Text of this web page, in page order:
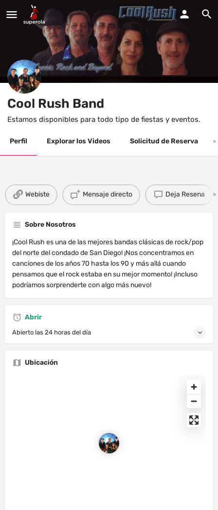
Cool Rush Band
Estamos disponibles para todo tipo de fiestas y eventos.
Perfil Explorar los Videos Solicitud de Reserva
Webiste Mensaje directo Deja Resena
Sobre Nosotros
¡Cool Rush es una de las mejores bandas clásicas de rock/pop
del norte del condado de San Diego! ¡Nos concentramos en
canciones de los años 70 hasta los 90 y más allá cuando
pensamos que el rock estaba en su mejor momento! ¡Incluso
podríamos sorprenderte con algo más nuevo!
Abrir
Abierto las 24 horas del día
Ubicación